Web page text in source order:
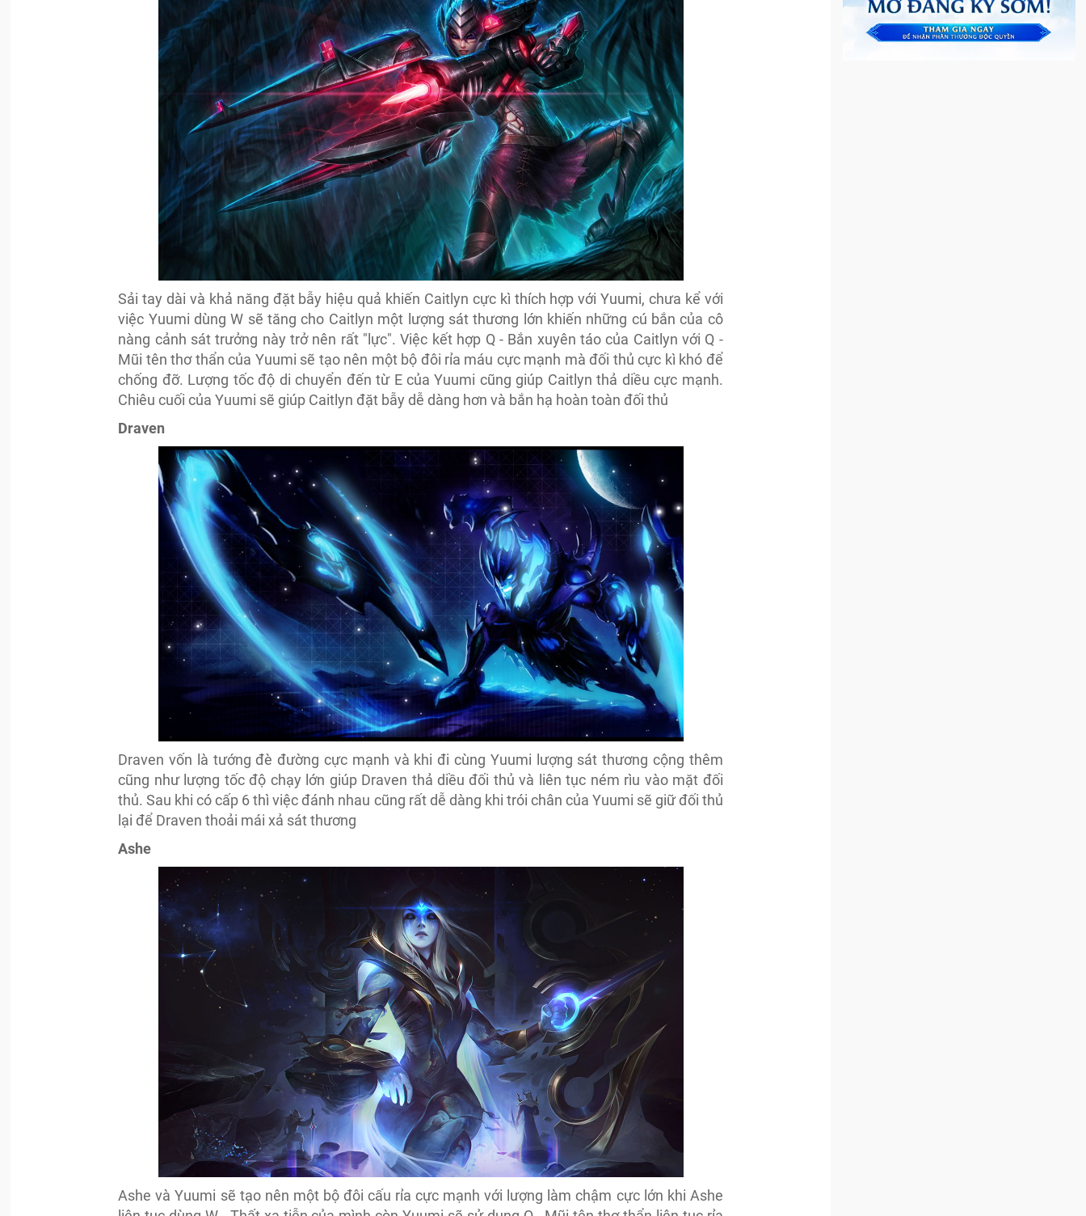
Sải tay dài và khả năng đặt bẫy hiệu quả khiến Caitlyn cực kì thích hợp với Yuumi, chưa kể với
việc Yuumi dùng W sẽ tăng cho Caitlyn một lượng sát thương lớn khiến những cú bắn của cô
nàng cảnh sát trưởng này trở nên rất "lực". Việc kết hợp Q - Bắn xuyên táo của Caitlyn với Q -
Mũi tên thơ thẩn của Yuumi sẽ tạo nên một bộ đôi rỉa máu cực mạnh mà đối thủ cực kì khó để
chống đỡ. Lượng tốc độ di chuyển đến từ E của Yuumi cũng giúp Caitlyn thả diều cực mạnh.
Chiêu cuối của Yuumi sẽ giúp Caitlyn đặt bẫy dễ dàng hơn và bắn hạ hoàn toàn đối thủ
Draven
Draven vốn là tướng đè đường cực mạnh và khi đi cùng Yuumi lượng sát thương cộng thêm
cũng như lượng tốc độ chạy lớn giúp Draven thả diều đối thủ và liên tục ném rìu vào mặt đối
thủ. Sau khi có cấp 6 thì việc đánh nhau cũng rất dễ dàng khi trói chân của Yuumi sẽ giữ đối thủ
lại để Draven thoải mái xả sát thương
Ashe
Ashe và Yuumi sẽ tạo nên một bộ đôi cấu rỉa cực mạnh với lượng làm chậm cực lớn khi Ashe